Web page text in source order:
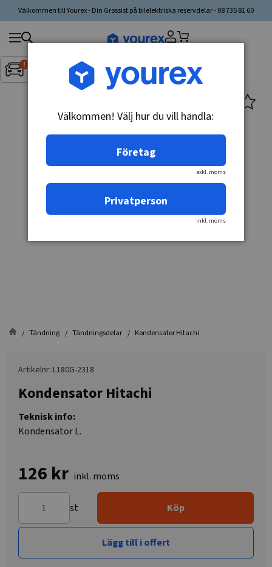
Välkommen till Yourex - Din Grossist på bilelektriska reservdelar - 08 735 81 60
Inget fordon valt▼
Sök
produkt,
tillverkare,
Tändning Tändningsdelar Kondensator Hitachi
Artikelnr: L180G-2318
Kondensator Hitachi
Teknisk info:
Kondensator L.
126 kr inkl. moms
st Köp
Lägg till i offert
Välkommen! Välj hur du vill handla:
Företag
exkl. moms
Privatperson
inkl. moms